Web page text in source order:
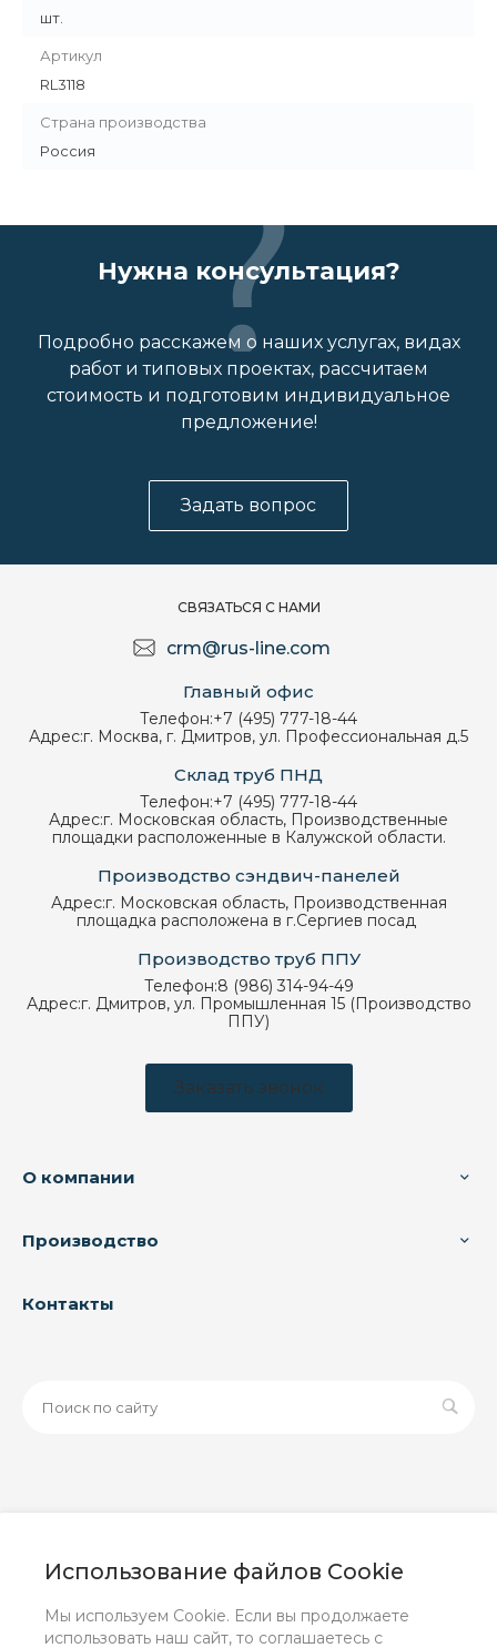
Использование файлов Cookie
Мы используем Cookie. Если вы продолжаете
использовать наш сайт, то соглашаетесь с
шт.
Артикул
RL3118
Страна производства
Россия
Нужна консультация?
Подробно расскажем о наших услугах, видах
работ и типовых проектах, рассчитаем
стоимость и подготовим индивидуальное
предложение!
Задать вопрос
СВЯЗАТЬСЯ С НАМИ
crm@rus-line.com
Главный офис
Телефон:+7 (495) 777-18-44
Адрес:г. Москва, г. Дмитров, ул. Профессиональная д.5
Склад труб ПНД
Телефон:+7 (495) 777-18-44
Адрес:г. Московская область, Производственные
площадки расположенные в Калужской области.
Производство сэндвич-панелей
Адрес:г. Московская область, Производственная
площадка расположена в г.Сергиев посад
Производство труб ППУ
Телефон:8 (986) 314-94-49
Адрес:г. Дмитров, ул. Промышленная 15 (Производство
ППУ)
Заказать звонок
О компании
Производство
Контакты
информационный характер и ни при каких условиях не
положениями Статьи 437 (2) ГК РФ.